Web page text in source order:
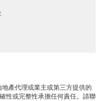
產代理或業主或第三方提供的
性或完整性承擔任何責任。請聯